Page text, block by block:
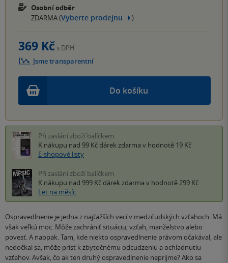
Osobní odběr
ZDARMA (Vyberte prodejnu )
Do košíku
369 Kč s DPH
Jsme transparentní
Při zaslání zboží balíčkem
K nákupu nad 99 Kč dárek zdarma v hodnotě 19 Kč
E-shopové listy
Při zaslání zboží balíčkem
K nákupu nad 999 Kč dárek zdarma v hodnotě 299 Kč
Let na měsíc
Ospravedlnenie je jedna z najťažších vecí v medziľudských vzťahoch. Má
však veľkú moc. Môže zachrániť situáciu, vzťah, manželstvo alebo
povesť. A naopak. Tam, kde niekto ospravedlnenie právom očakával, ale
nedočkal sa, môže prísť k zbytočnému odcudzeniu a ochladnutiu
vzťahov. Avšak, čo ak ten druhý ospravedlnenie neprijme? Ako sa